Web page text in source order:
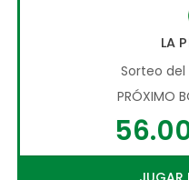
LA
Sorteo
PRÓXIMO